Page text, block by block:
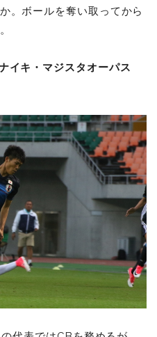
。ボールを奪い取ってから
イキ・マジスタオーパス